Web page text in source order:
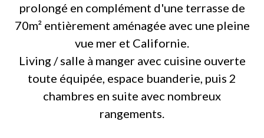
prolongé en complément d'une terrasse de
70m² entièrement aménagée avec une pleine
vue mer et Californie.
Living / salle à manger avec cuisine ouverte
toute équipée, espace buanderie, puis 2
chambres en suite avec nombreux
rangements.